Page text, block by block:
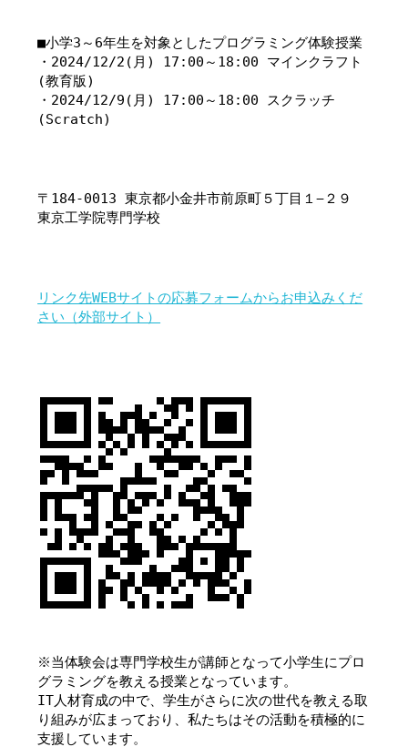
■小学3～6年生を対象としたプログラミング体験授業
・2024/12/2(月) 17:00～18:00 マインクラフト
(教育版)
・2024/12/9(月) 17:00～18:00 スクラッチ
(Scratch)
〒184-0013 東京都小金井市前原町５丁目１−２９
東京工学院専門学校
リンク先WEBサイトの応募フォームからお申込みくだ
さい（外部サイト）
※当体験会は専門学校生が講師となって小学生にプロ
グラミングを教える授業となっています。
IT人材育成の中で、学生がさらに次の世代を教える取
り組みが広まっており、私たちはその活動を積極的に
支援しています。